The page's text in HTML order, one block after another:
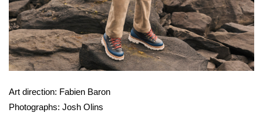
Art direction: Fabien Baron
Photographs: Josh Olins